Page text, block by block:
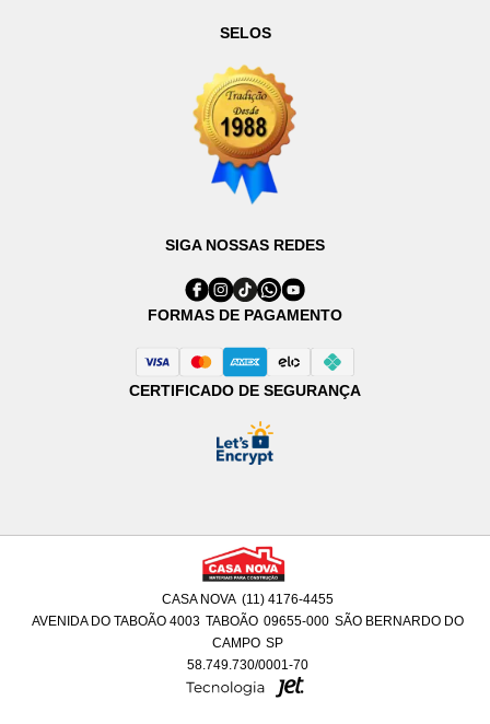
SELOS
SIGA NOSSAS REDES
FORMAS DE PAGAMENTO
CERTIFICADO DE SEGURANÇA
CASA NOVA (11) 4176-4455
AVENIDA DO TABOÃO 4003 TABOÃO 09655-000 SÃO BERNARDO DO
CAMPO SP
58.749.730/0001-70